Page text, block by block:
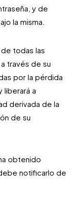
y de
la misma.
todas las
través de su
por la pérdida
a
derivada de la
de su
obtenido
notificarlo de